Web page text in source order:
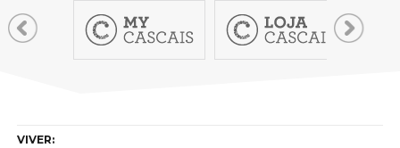
VIVER: